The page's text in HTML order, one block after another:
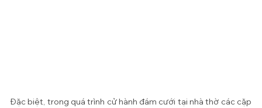
Đặc biệt, trong quá trình cử hành đám cưới tại nhà thờ các cặp